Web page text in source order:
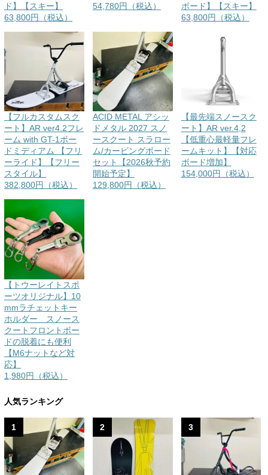
ド】【スキー】
63,800円（税込）
54,780円（税込）
ボード】【スキー】
63,800円（税込）
【フルカスタムスク
ート】AR ver4.2フレ
ーム with GT-1ボー
ドミディアム 【フリ
ーライド】【フリー
スタイル】
382,800円（税込）
ACID METAL アシッ
ドメタル 2027 スノ
ースクート スラロー
ム/カービングボード
セット【2026秋予約
開始予定】
129,800円（税込）
【最先端スノースク
ート】AR ver.4,2
【低重心最軽量フレ
ームキット】【対応
ボード増加】
154,000円（税込）
【トウーレイトスポ
ーツオリジナル】10
mmラチェットキー
ホルダー スノース
クートフロントボー
ドの脱着にも便利
【M6ナットなど対
応】
1,980円（税込）
人気ランキング
1 2 3